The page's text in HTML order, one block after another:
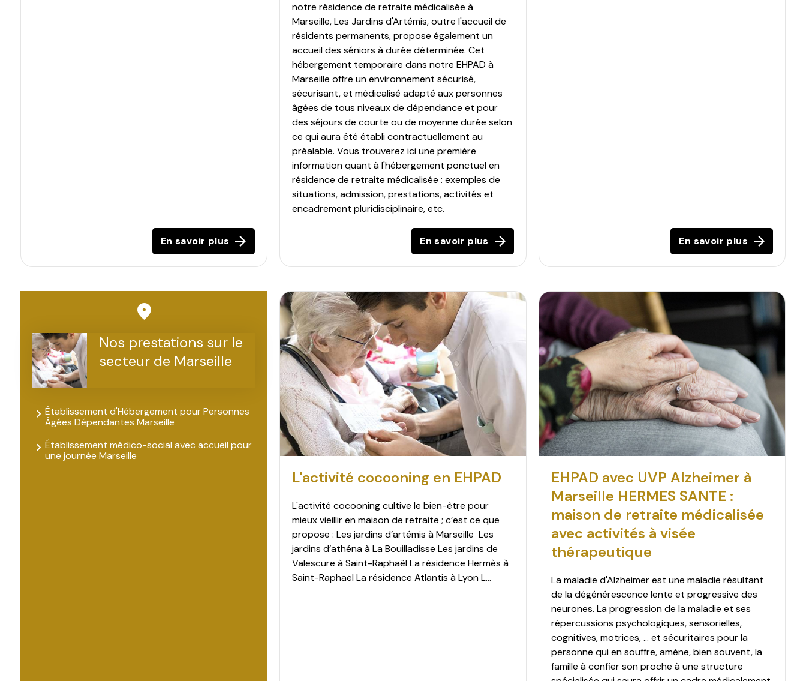
En savoir plus
notre résidence de retraite médicalisée à
Marseille, Les Jardins d'Artémis, outre l'accueil de
résidents permanents, propose également un
accueil des séniors à durée déterminée. Cet
hébergement temporaire dans notre EHPAD à
Marseille offre un environnement sécurisé,
sécurisant, et médicalisé adapté aux personnes
âgées de tous niveaux de dépendance et pour
des séjours de courte ou de moyenne durée selon
ce qui aura été établi contractuellement au
préalable. Vous trouverez ici une première
information quant à l'hébergement ponctuel en
résidence de retraite médicalisée : exemples de
situations, admission, prestations, activités et
encadrement pluridisciplinaire, etc.
En savoir plus En savoir plus
Nos prestations sur le
secteur de Marseille
Établissement d'Hébergement pour Personnes
Âgées Dépendantes Marseille
Établissement médico-social avec accueil pour
une journée Marseille
L'activité cocooning en EHPAD
L'activité cocooning cultive le bien-être pour
mieux vieillir en maison de retraite ; c’est ce que
propose : Les jardins d’artémis à Marseille Les
jardins d’athéna à La Bouilladisse Les jardins de
Valescure à Saint-Raphaël La résidence Hermès à
Saint-Raphaël La résidence Atlantis à Lyon L...
EHPAD avec UVP Alzheimer à
Marseille HERMES SANTE :
maison de retraite médicalisée
avec activités à visée
thérapeutique
La maladie d'Alzheimer est une maladie résultant
de la dégénérescence lente et progressive des
neurones. La progression de la maladie et ses
répercussions psychologiques, sensorielles,
cognitives, motrices, ... et sécuritaires pour la
personne qui en souffre, amène, bien souvent, la
famille à confier son proche à une structure